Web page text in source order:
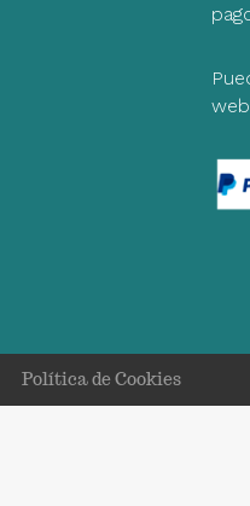
Política de Cookies